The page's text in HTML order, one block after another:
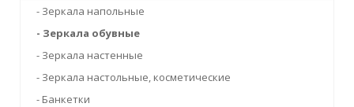
- Зеркала напольные
- Зеркала обувные
- Зеркала настенные
- Зеркала настольные, косметические
- Банкетки